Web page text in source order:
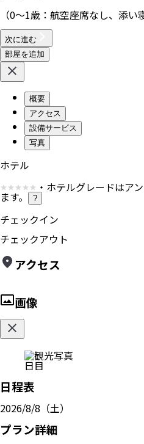
（0〜1歳：航空座席なし、添い
次に進む
部屋を追加
概要
アクセス
設備サービス
写真
ホテル
・ホテルグレードはア
ます。 ?
チェックイン
チェックアウト
アクセス
画像
日目
日程表
2026/8/8（土）
プラン詳細